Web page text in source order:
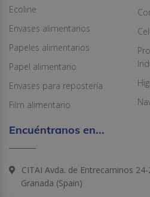
Ecoline
Envases alimentarios
Papeles alimentarios
Papel alimentario
Envases para repostería
Film alimentario
Encuéntranos en...
CITAI Avda. de Entrecaminos
Granada (Spain)